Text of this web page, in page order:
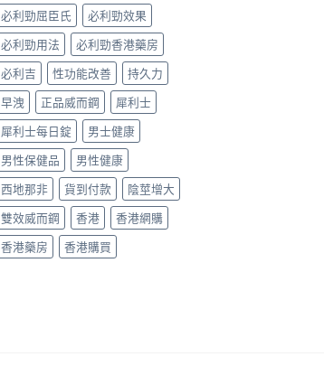
辨
別
指
南〉
必利勁屈臣氏
必利勁效果
必利勁用法
必利勁香港藥房
必利吉
性功能改善
持久力
早洩
正品威而鋼
犀利士
犀利士每日錠
男士健康
男性保健品
男性健康
西地那非
貨到付款
陰莖增大
雙效威而鋼
香港
香港網購
香港藥房
香港購買